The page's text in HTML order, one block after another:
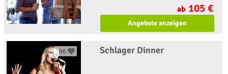
ab 105 €
Angebote anzeigen
66 Schlager Dinner